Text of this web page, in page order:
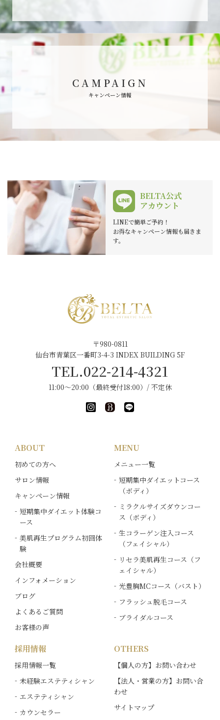
CAMPAIGN
キャンペーン情報
BELTA公式
アカウント
LINEで簡単ご予約！
お得なキャンペーン情報も届きま
す。
〒980-0811
仙台市青葉区一番町3-4-3 INDEX BUILDING 5F
TEL.022-214-4321
11:00～20:00（最終受付18:00）/ 不定休
ABOUT
初めての方へ
サロン情報
キャンペーン情報
短期集中ダイエット体験コ
ース
美肌再生プログラム初回体
験
会社概要
インフォメーション
ブログ
よくあるご質問
お客様の声
MENU
メニュー一覧
短期集中ダイエットコース
（ボディ）
ミラクルサイズダウンコー
ス（ボディ）
生コラーゲン注入コース
（フェイシャル）
リセラ美肌再生コース（フ
ェイシャル）
光豊胸MCコース（バスト）
フラッシュ脱毛コース
ブライダルコース
採用情報
採用情報一覧
未経験エステティシャン
エステティシャン
カウンセラー
OTHERS
【個人の方】お問い合わせ
【法人・営業の方】お問い合
わせ
サイトマップ